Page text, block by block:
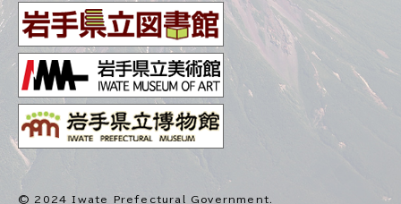
© 2024 Iwate Prefectural Government.